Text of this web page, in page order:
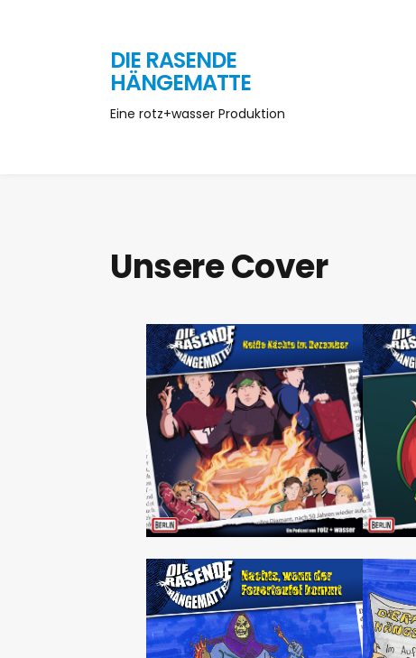
DIE RASENDE
HÄNGEMATTE
Eine rotz+wasser Produktion
Unsere Cover